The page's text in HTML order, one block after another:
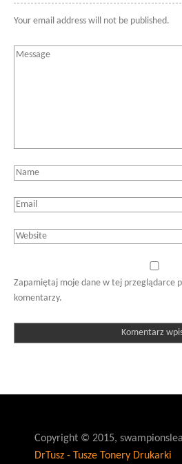
Your email address will not be published.
Zapamiętaj moje dane w tej przeglądarce
komentarzy.
Copyright © 2015,
DrTusz - Tusze Tonery Drukarki